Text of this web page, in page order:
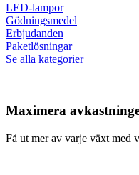
LED-lampor
Gödningsmedel
Erbjudanden
Paketlösningar
Se alla kategorier
Maximera
Få ut mer av varje växt med